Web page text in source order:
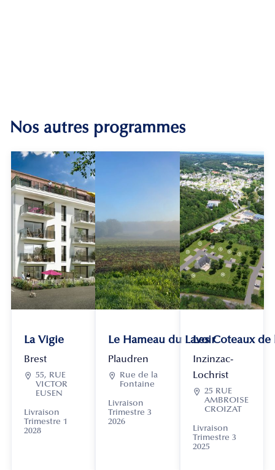
Nos autres programmes
La Vigie
Brest
 55, RUE
VICTOR
EUSEN
Livraison
Trimestre 1
2028
Le Hameau du Lavoir
Plaudren

Rue de la
Fontaine
Livraison
Trimestre 3
2026
Les Coteaux
Inzinzac-
Lochrist
 25 RUE
AMBROISE
CROIZAT
Livraison
Trimestre 3
2025